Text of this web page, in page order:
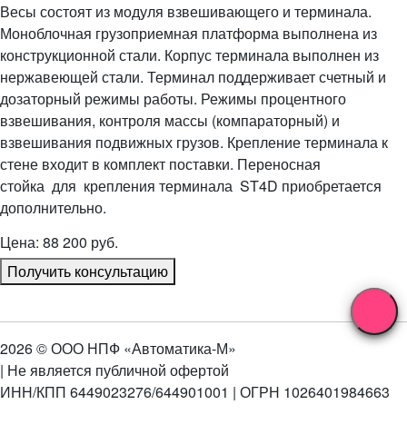
Весы состоят из модуля взвешивающего и терминала.
Моноблочная грузоприемная платформа выполнена из
конструкционной стали. Корпус терминала выполнен из
нержавеющей стали. Терминал поддерживает счетный и
дозаторный режимы работы. Режимы процентного
взвешивания, контроля массы (компараторный) и
взвешивания подвижных грузов. Крепление терминала к
стене входит в комплект поставки. Переносная
стойка для крепления терминала ST4D приобретается
дополнительно.
Цена: 88 200 руб.
Получить консультацию
2026 © ООО НПФ «Автоматика-М»
| Не является публичной офертой
ИНН/КПП 6449023276/644901001 | ОГРН 1026401984663